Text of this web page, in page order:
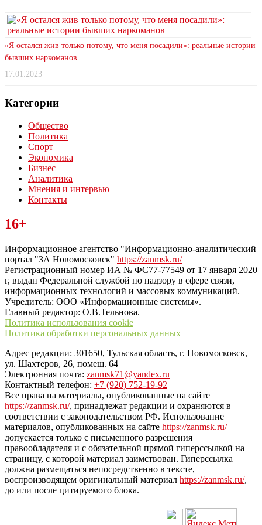
«Я остался жив только потому, что меня посадили»: реальные истории
бывших наркоманов
17.01.2023
Категории
Общество
Политика
Спорт
Экономика
Бизнес
Аналитика
Мнения и интервью
Контакты
Читайте последние новости дня в Тульской области на сайте
16+
Информационное агентство "Информационно-аналитический
портал "ЗА Новомосковск" https://zanmsk.ru/
Регистрационный номер ИА № ФС77-77549 от 17 января 2020
г, выдан Федеральной службой по надзору в сфере связи,
информационных технологий и массовых коммуникаций.
Учредитель: ООО «Информационные системы».
Главный редактор: О.В.Тельнова.
Политика использования cookie
Политика обработки персональных данных
Адрес редакции: 301650, Тульская область, г. Новомосковск,
ул. Шахтеров, 26, помещ. 64
Электронная почта: zanmsk71@yandex.ru
Контактный телефон: +7 (920) 752-19-92
Все права на материалы, опубликованные на сайте
https://zanmsk.ru/, принадлежат редакции и охраняются в
соответствии с законодательством РФ. Использование
материалов, опубликованных на сайте https://zanmsk.ru/
допускается только с письменного разрешения
правообладателя и с обязательной прямой гиперссылкой на
страницу, с которой материал заимствован. Гиперссылка
должна размещаться непосредственно в тексте,
воспроизводящем оригинальный материал https://zanmsk.ru/,
до или после цитируемого блока.